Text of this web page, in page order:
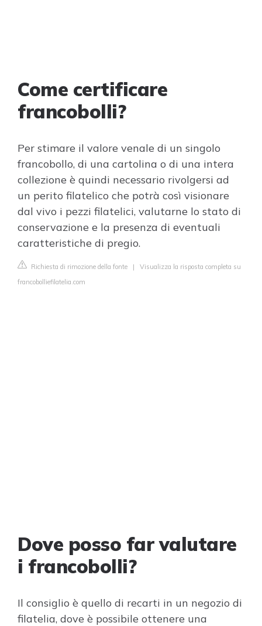
Come certificare
francobolli?
Per stimare il valore venale di un singolo
francobollo, di una cartolina o di una intera
collezione è quindi necessario rivolgersi ad
un perito filatelico che potrà così visionare
dal vivo i pezzi filatelici, valutarne lo stato di
conservazione e la presenza di eventuali
caratteristiche di pregio.
Richiesta di rimozione della fonte | Visualizza la risposta completa su
francobolliefilatelia.com
Dove posso far valutare
i francobolli?
Il consiglio è quello di recarti in un negozio di
filatelia, dove è possibile ottenere una